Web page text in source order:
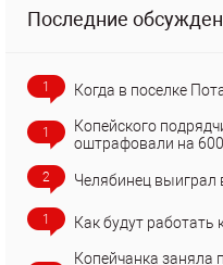
Последние
1 Когда в поселке
1
Копейского
оштрафовали на
2 Челябинец выиграл
1 Как будут работать
Копейчанка заняла